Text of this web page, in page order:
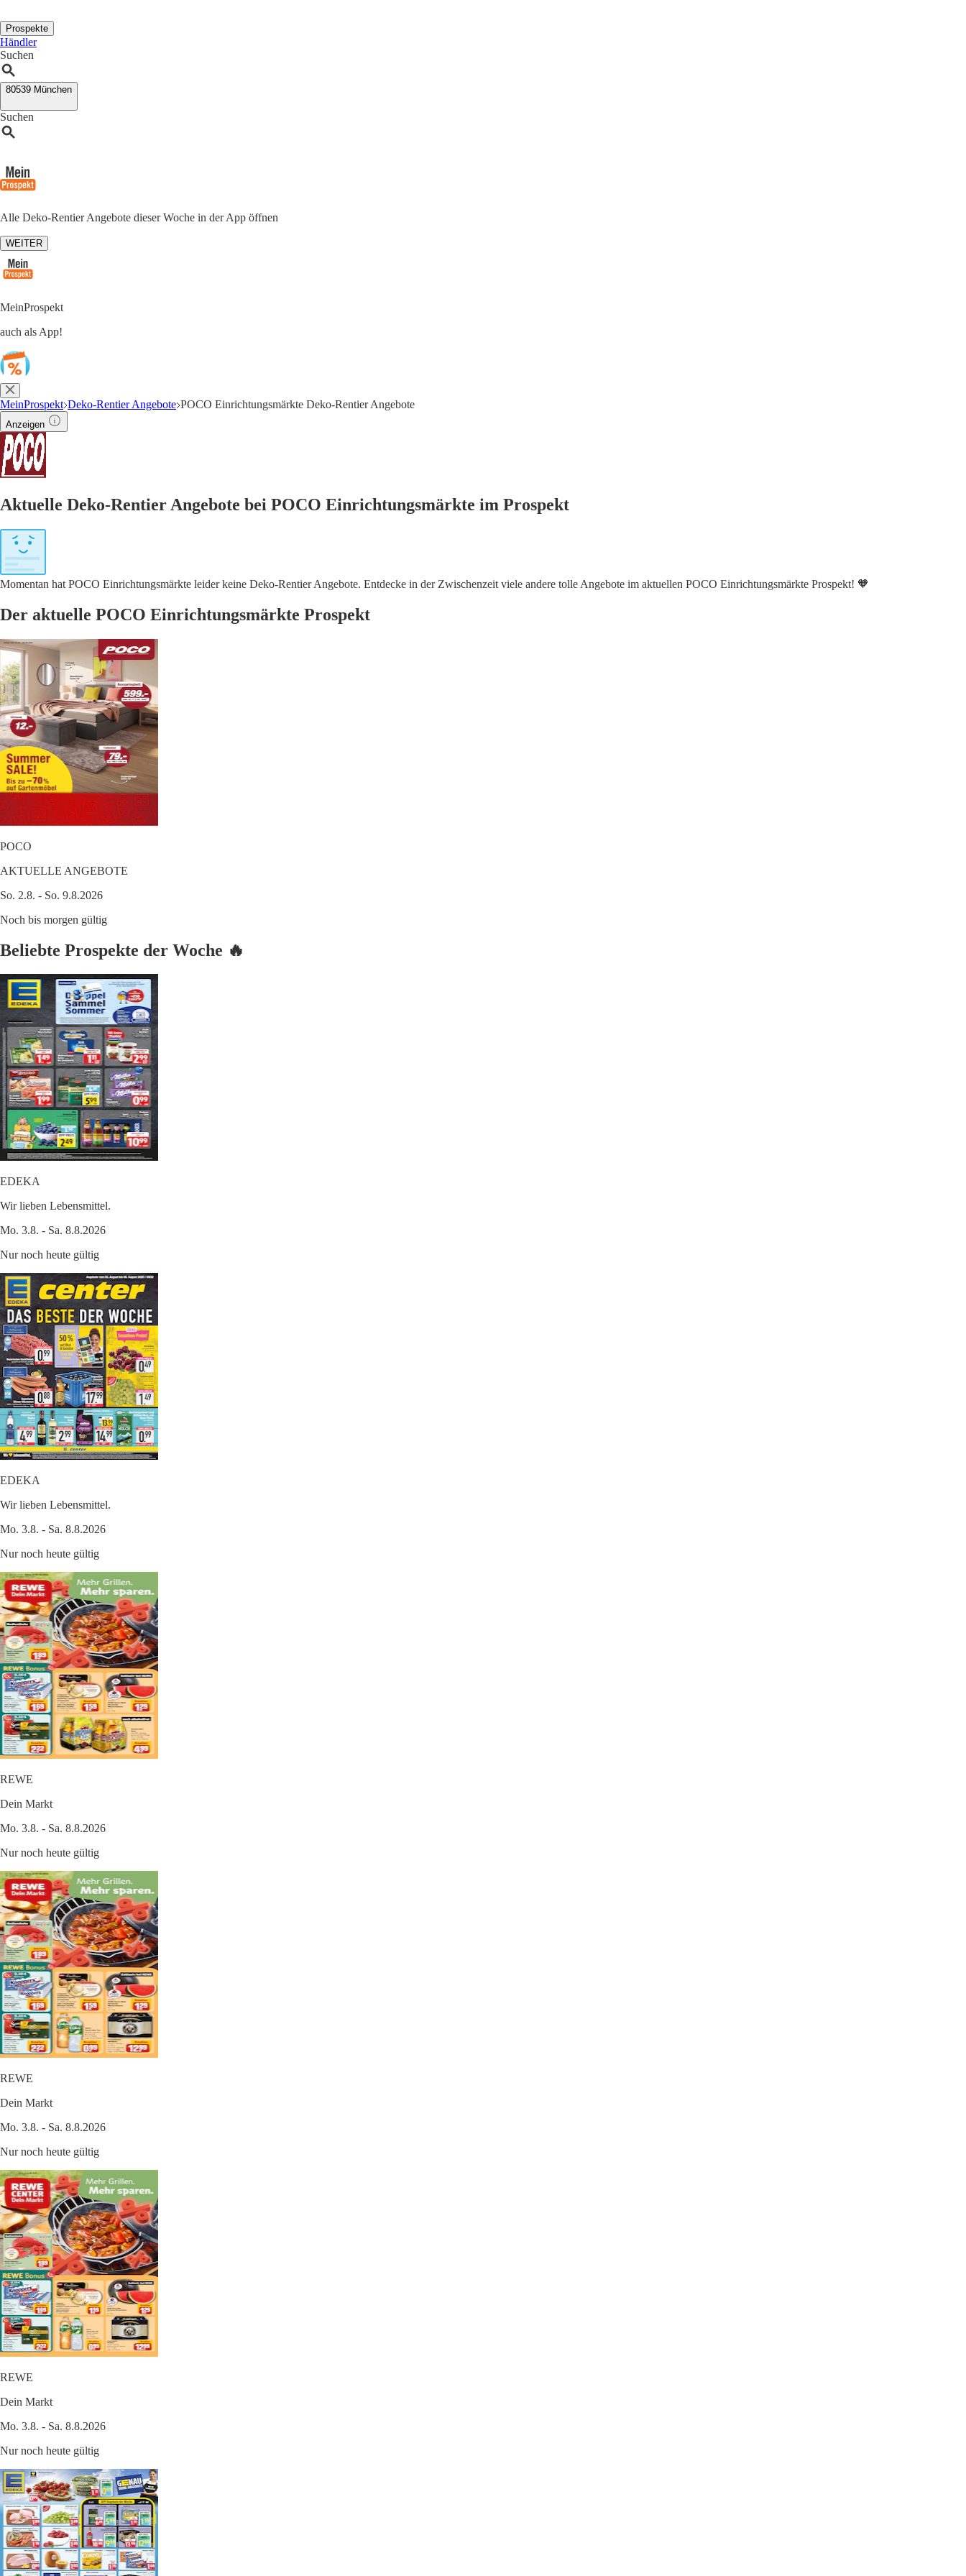
Prospekte
Händler
Suchen
80539 München
Suchen
Alle Deko-Rentier Angebote dieser Woche in der App öffnen
WEITER
MeinProspekt
auch als App!
MeinProspekt Deko-Rentier Angebote POCO Einrichtungsmärkte Deko-Rentier Angebote
Anzeigen
Aktuelle Deko-Rentier Angebote bei POCO Einrichtungsmärkte im Prospekt
Momentan hat POCO Einrichtungsmärkte leider keine Deko-Rentier Angebote. Entdecke in der Zwischenzeit viele andere tolle Angebote im aktuellen POCO Einrichtungsmärkte Prospekt! 🧡
Der aktuelle POCO Einrichtungsmärkte Prospekt
POCO
AKTUELLE ANGEBOTE
So. 2.8. - So. 9.8.2026
Noch bis morgen gültig
Beliebte Prospekte der Woche 🔥
EDEKA
Wir lieben Lebensmittel.
Mo. 3.8. - Sa. 8.8.2026
Nur noch heute gültig
EDEKA
Wir lieben Lebensmittel.
Mo. 3.8. - Sa. 8.8.2026
Nur noch heute gültig
REWE
Dein Markt
Mo. 3.8. - Sa. 8.8.2026
Nur noch heute gültig
REWE
Dein Markt
Mo. 3.8. - Sa. 8.8.2026
Nur noch heute gültig
REWE
Dein Markt
Mo. 3.8. - Sa. 8.8.2026
Nur noch heute gültig